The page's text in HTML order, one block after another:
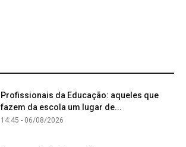
Profissionais da Educação: aqueles que
fazem da escola um lugar de...
14:45 - 06/08/2026